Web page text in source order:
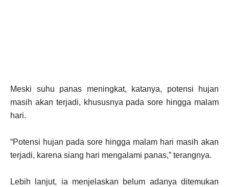
Meski suhu panas meningkat, katanya, potensi hujan
masih akan terjadi, khususnya pada sore hingga malam
hari.
“Potensi hujan pada sore hingga malam hari masih akan
terjadi, karena siang hari mengalami panas,” terangnya.
Lebih lanjut, ia menjelaskan belum adanya ditemukan